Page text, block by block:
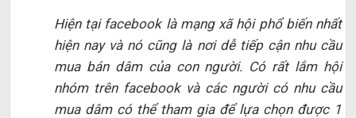
Hiện tại facebook là mạng xã hội phổ biến nhất
hiện nay và nó cũng là nơi dễ tiếp cận nhu cầu
mua bán dâm của con người. Có rất lắm hội
nhóm trên facebook và các người có nhu cầu
mua dâm có thể tham gia để lựa chọn được 1